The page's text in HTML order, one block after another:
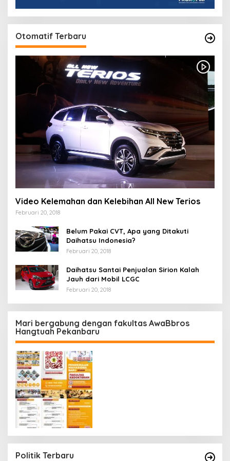
Otomatif Terbaru
Video Kelemahan dan Kelebihan All New Terios
Februari 20, 2018
Belum Pakai CVT, Apa yang Ditakuti
Daihatsu Indonesia?
Februari 20, 2018
Daihatsu Santai Penjualan Sirion Kalah
Jauh dari Mobil LCGC
Februari 20, 2018
Mari bergabung dengan fakultas AwaBbros
Hangtuah Pekanbaru
Politik Terbaru